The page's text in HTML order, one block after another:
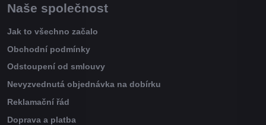
Naše společnost
Jak to všechno začalo
Obchodní podmínky
Odstoupení od smlouvy
Nevyzvednutá objednávka na dobírku
Reklamační řád
Doprava a platba